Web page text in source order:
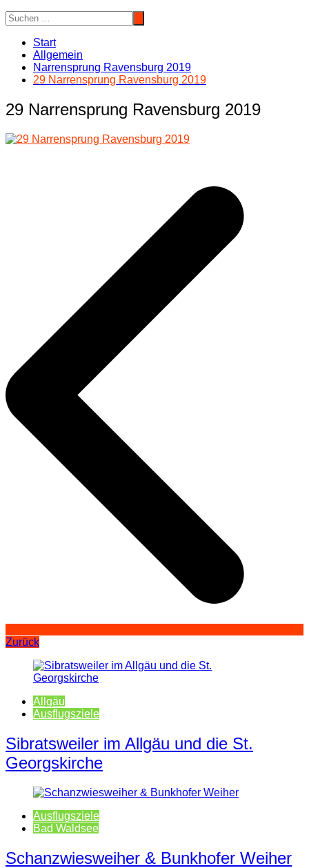
Start
Allgemein
Narrensprung Ravensburg 2019
29 Narrensprung Ravensburg 2019
29 Narrensprung Ravensburg 2019
Zurück
Allgäu
Ausflugsziele
Sibratsweiler im Allgäu und die St.
Georgskirche
Ausflugsziele
Bad Waldsee
Schanzwiesweiher & Bunkhofer Weiher